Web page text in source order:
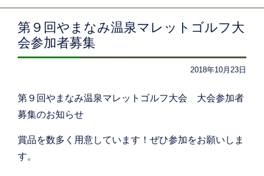
第９回やまなみ温泉マレットゴルフ大
会参加者募集
2018年10月23日
第９回やまなみ温泉マレットゴルフ大会 大会参加者
募集のお知らせ
賞品を数多く用意しています！ぜひ参加をお願いしま
す。